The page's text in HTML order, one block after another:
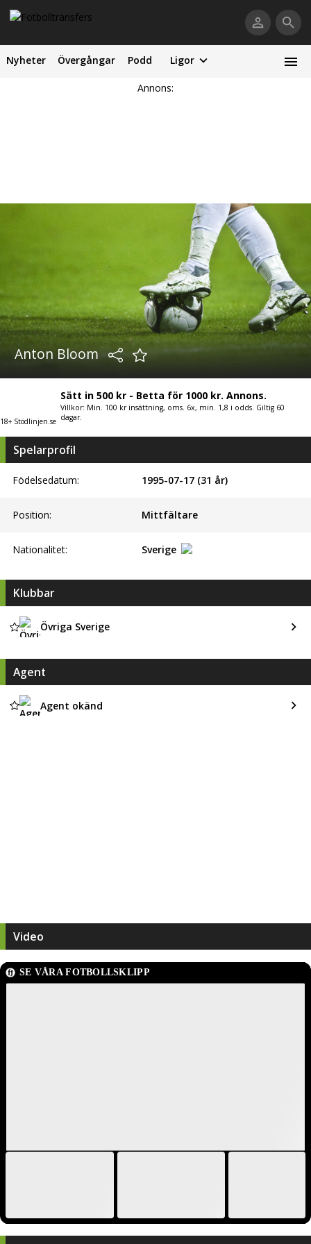
Nyheter Övergångar Podd Ligor
Annons:
Anton Bloom
18+ Stödlinjen.se
Sätt in 500 kr - Betta för 1000 kr. Annons.
Villkor: Min. 100 kr insättning, oms. 6x, min. 1,8 i odds. Giltig 60
dagar.
Spelarprofil
Födelsedatum: 1995-07-17 (31 år)
Position: Mittfältare
Nationalitet: Sverige
Klubbar
Övriga Sverige
Agent
Agent okänd
Video
SE VÅRA FOTBOLLSKLIPP